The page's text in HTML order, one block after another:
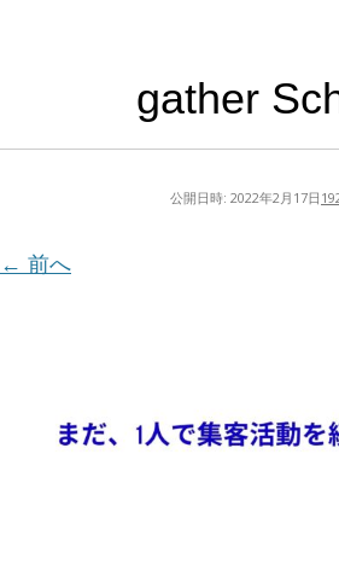
gather
公開日時: 2022年2月17日
← 前へ